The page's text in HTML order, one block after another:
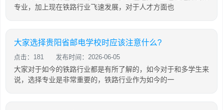
专业，加上现在铁路行业飞速发展，对于人才方面也
大家选择贵阳省邮电学校时应该注意什么?
点击：181 发布时间：2026-06-05
大家对于如今的铁路行业都是有所了解的，如今对于和多学生来
说，选择专业是非常重要的，铁路行业作为如今的一